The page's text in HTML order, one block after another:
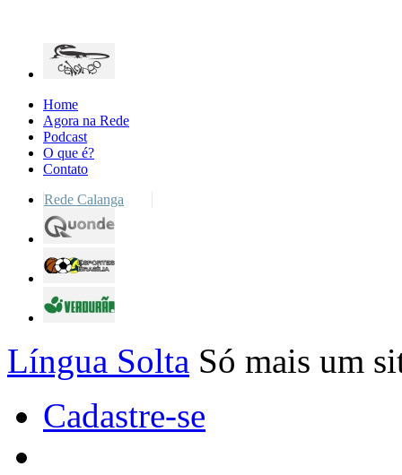
Home
Agora na Rede
Podcast
O que é?
Contato
Rede Calanga
Língua Solta Só mais um
Cadastre-se